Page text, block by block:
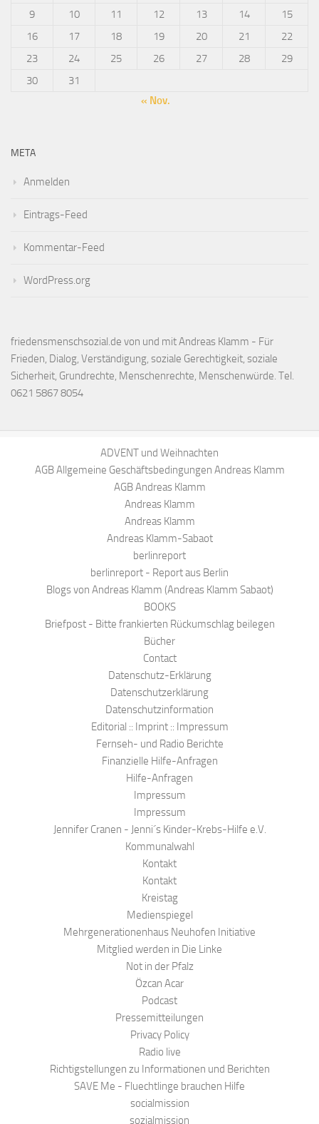
9
10 11 12 13 14
15
16
17 18 19 20 21
22
23
24 25 26 27 28
29
30
31
« Nov.
META
Anmelden
Eintrags-Feed
Kommentar-Feed
WordPress.org
friedensmenschsozial.de von und mit Andreas Klamm - Für
Frieden, Dialog, Verständigung, soziale Gerechtigkeit, soziale
Sicherheit, Grundrechte, Menschenrechte, Menschenwürde. Tel.
0621 5867 8054
ADVENT und Weihnachten
AGB Allgemeine Geschäftsbedingungen Andreas Klamm
AGB Andreas Klamm
Andreas Klamm
Andreas Klamm
Andreas Klamm-Sabaot
berlinreport
berlinreport - Report aus Berlin
Blogs von Andreas Klamm (Andreas Klamm Sabaot)
BOOKS
Briefpost - Bitte frankierten Rückumschlag beilegen
Bücher
Contact
Datenschutz-Erklärung
Datenschutzerklärung
Datenschutzinformation
Editorial :: Imprint :: Impressum
Fernseh- und Radio Berichte
Finanzielle Hilfe-Anfragen
Hilfe-Anfragen
Impressum
Impressum
Jennifer Cranen - Jenni´s Kinder-Krebs-Hilfe e.V.
Kommunalwahl
Kontakt
Kontakt
Kreistag
Medienspiegel
Mehrgenerationenhaus Neuhofen Initiative
Mitglied werden in Die Linke
Not in der Pfalz
Özcan Acar
Podcast
Pressemitteilungen
Privacy Policy
Radio live
Richtigstellungen zu Informationen und Berichten
SAVE Me - Fluechtlinge brauchen Hilfe
socialmission
sozialmission